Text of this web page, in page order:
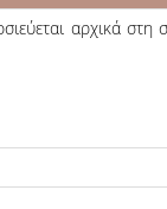
αρχικά